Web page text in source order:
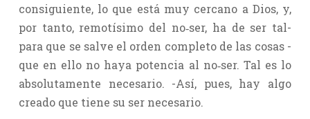
consiguiente, lo que está muy cercano a Dios, y,
por tanto, remotísimo del no‑ser, ha de ser tal-
para que se salve el orden completo de las cosas -
que en ello no haya potencia al no‑ser. Tal es lo
absolutamente necesario. -Así, pues, hay algo
creado que tiene su ser necesario.